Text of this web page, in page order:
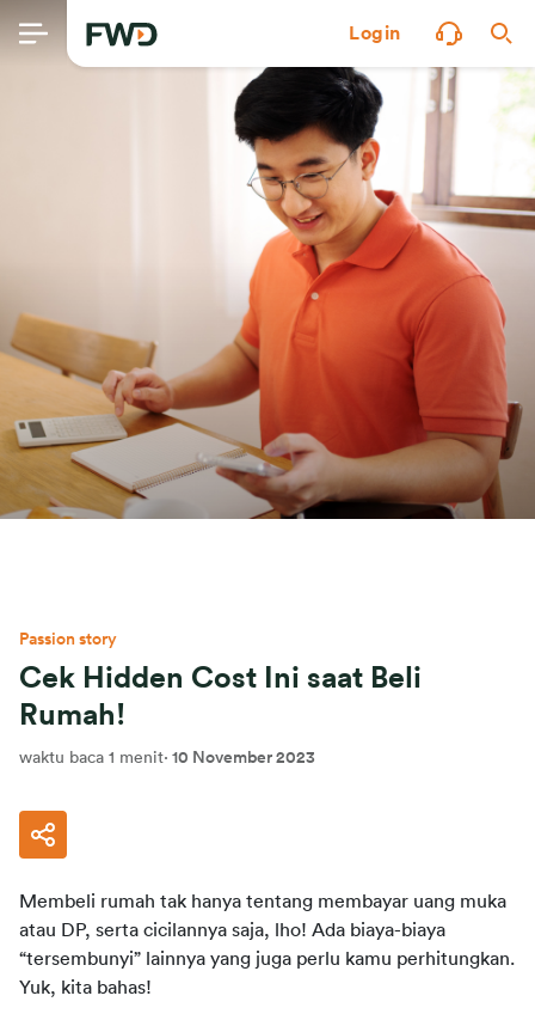
Login
Passion story
Cek Hidden Cost Ini saat Beli
Rumah!
waktu baca 1 menit· 10 November 2023
Membeli rumah tak hanya tentang membayar uang muka
atau DP, serta cicilannya saja, lho! Ada biaya-biaya
“tersembunyi” lainnya yang juga perlu kamu perhitungkan.
Yuk, kita bahas!